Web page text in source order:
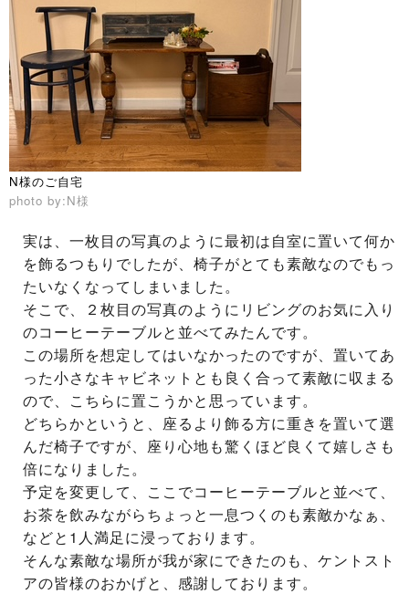
N様のご自宅
photo by:N様
実は、一枚目の写真のように最初は自室に置いて何か
を飾るつもりでしたが、椅子がとても素敵なのでもっ
たいなくなってしまいました。
そこで、２枚目の写真のようにリビングのお気に入り
のコーヒーテーブルと並べてみたんです。
この場所を想定してはいなかったのですが、置いてあ
った小さなキャビネットとも良く合って素敵に収まる
ので、こちらに置こうかと思っています。
どちらかというと、座るより飾る方に重きを置いて選
んだ椅子ですが、座り心地も驚くほど良くて嬉しさも
倍になりました。
予定を変更して、ここでコーヒーテーブルと並べて、
お茶を飲みながらちょっと一息つくのも素敵かなぁ、
などと1人満足に浸っております。
そんな素敵な場所が我が家にできたのも、ケントスト
アの皆様のおかげと、感謝しております。